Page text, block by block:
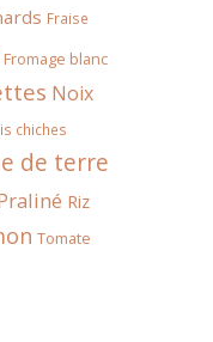
Fraise
Fromage blanc
Noix
chiches
de terre
Riz
Tomate